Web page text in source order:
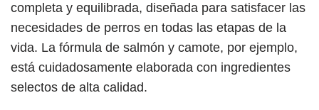
completa y equilibrada, diseñada para satisfacer las
necesidades de perros en todas las etapas de la
vida. La fórmula de salmón y camote, por ejemplo,
está cuidadosamente elaborada con ingredientes
selectos de alta calidad.